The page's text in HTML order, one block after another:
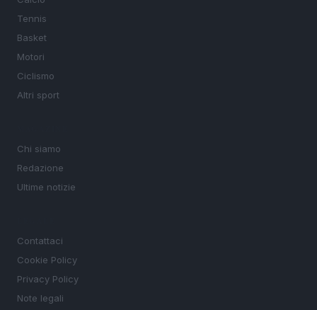
Tennis
Basket
Motori
Ciclismo
Altri sport
Chi siamo
Redazione
Ultime notizie
Contattaci
Cookie Policy
Privacy Policy
Note legali